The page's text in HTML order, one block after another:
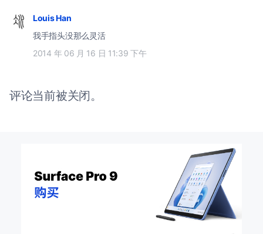
Louis Han
我手指头没那么灵活
2014 年 06 月 16 日 11:39 下午
评论当前被关闭。